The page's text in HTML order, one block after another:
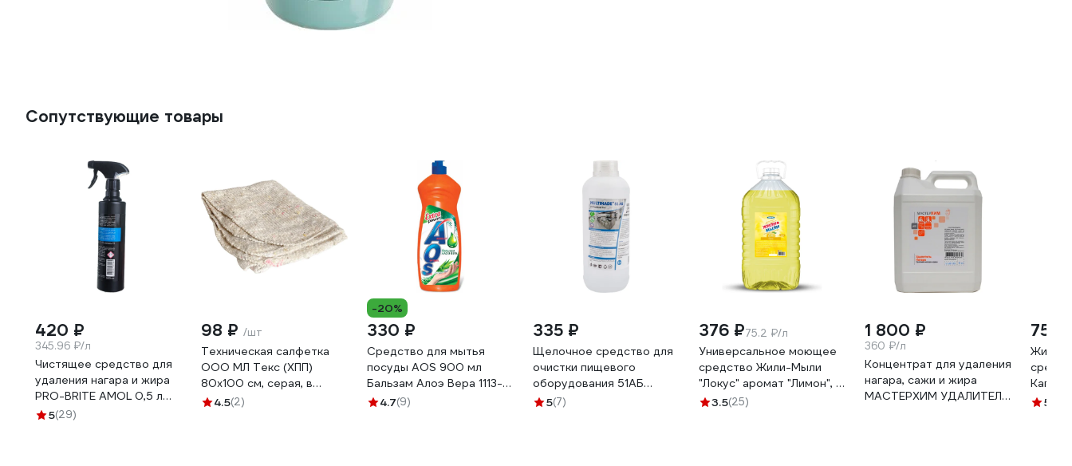
Сопутствующие товары
420 ₽
345.96 ₽/л
Чистящее средство для
удаления нагара и жира
PRO-BRITE AMOL 0,5 л
298-05
5(29)
98 ₽ /шт
Техническая салфетка
ООО МЛ Текс (ХПП)
80x100 см, серая, в
индивидуальном пакете
4.5(2)
-20%
330 ₽
Средство для мытья
посуды AOS 900 мл
Бальзам Алоэ Вера 1113-3
605060
4.7(9)
335 ₽
Щелочное средство для
очистки пищевого
оборудования 51АБ
Мультимэйд удаляет жир,
5(7)
376 ₽75.2 ₽/л
Универсальное моющее
средство Жили-Мыли
"Локус" аромат "Лимон", 5
л, ПЭТ 4623721540318
3.5(25)
1 800 ₽
360 ₽/л
Концентрат для удаления
нагара, сажи и жира
МАСТЕРХИМ УДАЛИТЕЛЬ
75 ₽
Капля
5